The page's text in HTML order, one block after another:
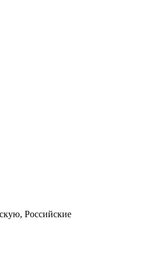
Российские